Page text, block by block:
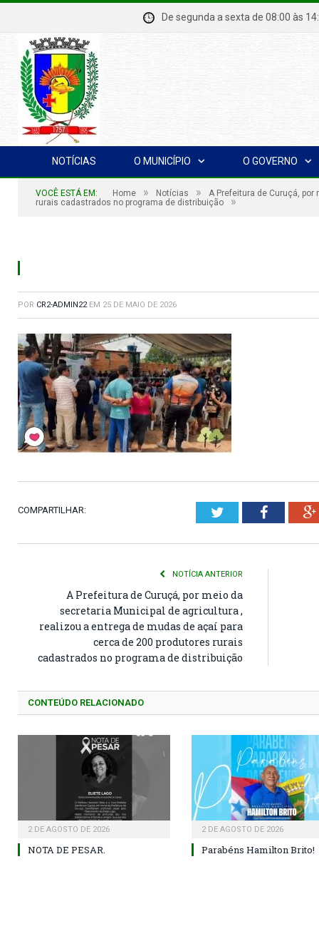
De segunda a sexta de 08:00
NOTÍCIAS O MUNICÍPIO O GOVERNO
VOCÊ ESTÁ EM: Home » Notícias »
A Prefeitura de Curuçá,
rurais cadastrados no programa de distribuição
»
POR CR2-ADMIN22 EM 25 DE MAIO DE 2026
COMPARTILHAR: Twitter
NOTÍCIA ANTERIOR
A Prefeitura de Curuçá, por meio da
secretaria Municipal de agricultura ,
realizou a entrega de mudas de açaí para
cerca de 200 produtores rurais
cadastrados no programa de distribuição
CONTEÚDO RELACIONADO
2 DE AGOSTO DE 2026
NOTA DE PESAR.
2 DE AGOSTO DE 2026
Parabéns Hamilton Brito!